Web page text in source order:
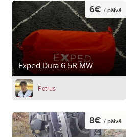
Exped Dura 6.5R MW
6€ / päivä
Petrus
8€ / päivä